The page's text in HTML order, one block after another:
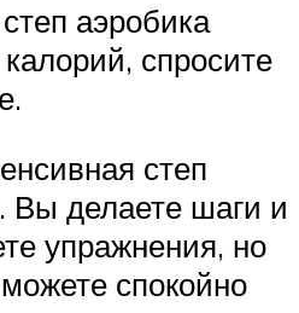
аэробика
калорий, спросите
степ
Вы делаете шаги и
упражнения, но
спокойно